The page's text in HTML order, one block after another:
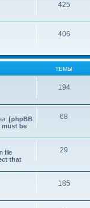
425
406
ТЕМЫ
194
[phpBB
must be
68
file
that
29
185